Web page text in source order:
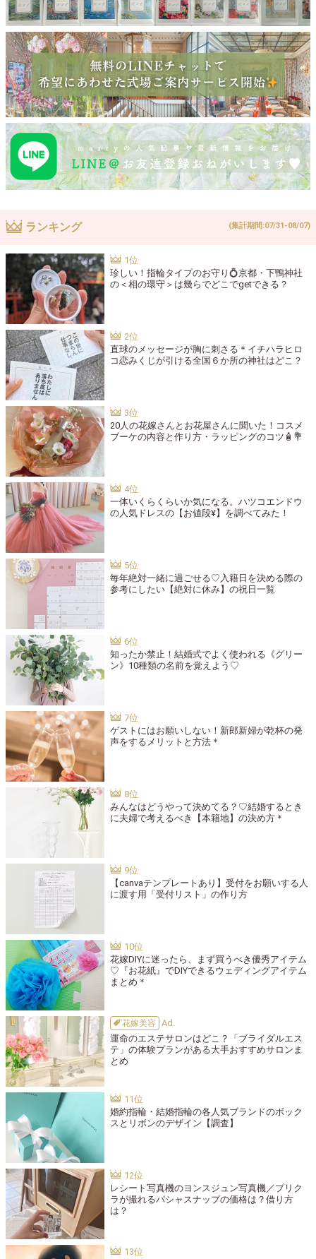
ランキング (集計期間:07/31-08/07)
珍しい！指輪タイプのお守り💍京都・下鴨神社
の＜相の環守＞は幾らでどこでgetできる？
直球のメッセージが胸に刺さる＊イチハラヒロ
コ恋みくじが引ける全国６か所の神社はどこ？
20人の花嫁さんとお花屋さんに聞いた！コスメ
ブーケの内容と作り方・ラッピングのコツ🧴💐
一体いくらくらいか気になる。ハツコエンドウ
の人気ドレスの【お値段¥】を調べてみた！
毎年絶対一緒に過ごせる♡入籍日を決める際の
参考にしたい【絶対に休み】の祝日一覧
知ったか禁止！結婚式でよく使われる《グリー
ン》10種類の名前を覚えよう♡
ゲストにはお願いしない！新郎新婦が乾杯の発
声をするメリットと方法＊
みんなはどうやって決めてる？♡結婚するとき
に夫婦で考えるべき【本籍地】の決め方＊
【canvaテンプレートあり】受付をお願いする人
に渡す用「受付リスト」の作り方
花嫁DIYに迷ったら、まず買うべき優秀アイテム
♡『お花紙』でDIYできるウェディングアイテム
まとめ＊
花嫁美容
運命のエステサロンはどこ？「ブライダルエス
テ」の体験プランがある大手おすすめサロンま
とめ
婚約指輪・結婚指輪の各人気ブランドのボック
スとリボンのデザイン【調査】
レシート写真機のヨンスジュン写真機／プリク
ラが撮れるパシャスナップの価格は？借り方
は？